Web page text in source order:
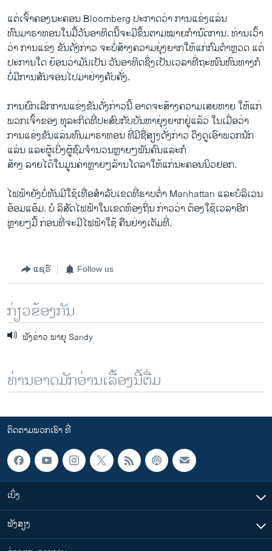
ແຕ່ເຈົ້າຄອງນະຄອນ Bloomberg ປະກາດວ່າ ການແຂ່ງແລ່ນ
ທົນມາຣາທອນໃນມື້ວັນອາທິດນີ້ຈະມີຂຶ້ນຕາມໝາຍກຳນົດການ. ທ່ານເວົ້າ
ວ່າ ການແຂ່ງ ຂັນດັ່ງກ່າວ ຈະບໍ່ສ້າງຄວາມຍຸ່ງຍາກໃຫ້ແກ່ກົມຕຳຫຼວດ ແຕ່
ປະການໃດ ຍ້ອນວ່າມັນເປັນ ວັນອາທິດຊຶ່ງເປັນເວລາທີ່ຖະໜົນຫົນທາງກໍ
ບໍ່ມີການສັນຈອນໄປມາຢ່າງຄັບຄັ່ງ.
ການຍົກເລີກການແຂ່ງຂັນດັ່ງກ່າວນີ້ ອາດຈະສ້າງຄວາມເສຍຫາຍ ໃຫ້ແກ່
ພວກເຈົ້າຂອງ ທຸລະກິດທີ່ປະສົບກັບບັນຫາຍຸ່ງຍາກຢູ່ແລ້ວ ໃນເມື່ອວ່າ
ການແຂ່ງຂັນແລ່ນທົນມາຣາທອນ ທີ່ມີຊື່ສຽງດັ່ງກ່າວ ດຶງດູເອົາພວກນັກ
ແລ່ນ ແລະຜູ້ເບິ່ງຜູ້ຊົມຈຳນວນຫຼາຍໆພັນຄົນແລະກໍ
ສ້າງ ລາຍໄດ້ໃນມູນຄ່າຫຼາຍໆລ້ານໂດລາໃຫ້ແກ່ນະຄອນນິວຢອກ.
ໄຟຟ້າຍັງບໍ່ທັນມີໃຊ້ເທື່ອສຳລັບເຂດທີ່ຮາບຕໍ່າ Manhattan ແລະບໍລິເວນ
ອ້ອມແອ້ມ. ບໍ ລິສັດໄຟຟ້າໃນເຂດທ້ອງຖິ່ນ ກ່າວວ່າ ຕ້ອງໃຊ້ເວລາອີກ
ຫຼາຍໆມື້ ກ່ອນທີ່ຈະມີໄຟຟ້າໃຊ້ ຄືນຢ່າງເຕັມທີ່.
ແຊຣ໌ Follow us
ກ່ຽວຂ້ອງກັນ
ຟັງຂ່າວ ພາຍຸ Sandy
ທ່ານອາດມັກອ່ານເລື້ອງນີ້ຕື່ມ
ຕິດຕາມພວກເຮົາ ທີ່
ເບິ່ງ
ຟັງສຽງ